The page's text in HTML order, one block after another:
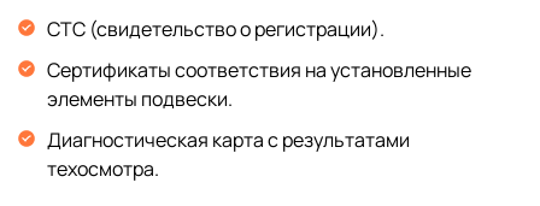
СТС (свидетельство о регистрации).
Сертификаты соответствия на установленные
элементы подвески.
Диагностическая карта с результатами
техосмотра.